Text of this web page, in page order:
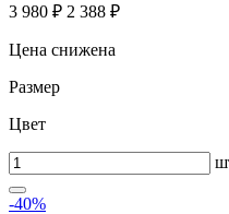
3 980 ₽ 2 388 ₽
Цена снижена
Размер
Цвет
-40%